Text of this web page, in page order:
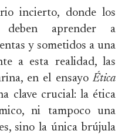
incierto, donde los
deben aprender a
y sometidos a una
a esta realidad, las
en el ensayoÉtica
clave crucial: la ética
ni tampoco una
sino la única brújula